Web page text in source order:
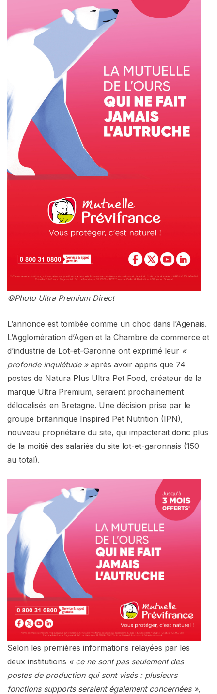
©Photo Ultra Premium Direct
L’annonce est tombée comme un choc dans l’Agenais.
L’Agglomération d’Agen et la Chambre de commerce et
d’industrie de Lot-et-Garonne ont exprimé leur «
profonde inquiétude »après avoir appris que 74
postes de Natura Plus Ultra Pet Food, créateur de la
marque Ultra Premium, seraient prochainement
délocalisés en Bretagne. Une décision prise par le
groupe britannique Inspired Pet Nutrition (IPN),
nouveau propriétaire du site, qui impacterait donc plus
de la moitié des salariés du site lot-et-garonnais (150
au total).
Selon les premières informations relayées par les
deux institutions « ce ne sont pas seulement des
postes de production qui sont visés : plusieurs
fonctions supports seraient également concernées »,